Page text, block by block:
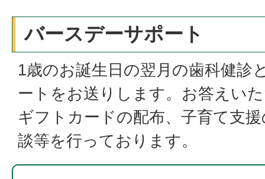
バースデーサポート
1歳のお誕生日の翌月の歯科健診
ートをお送りします。お答えい
ギフトカードの配布、子育て支
談等を行っております。